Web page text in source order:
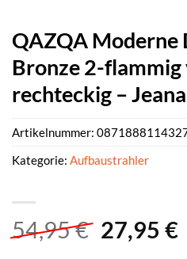
QAZQA Moderne
Bronze 2-
rechteckig – Jeana
54,95€ 27,95 €
Artikelnummer:
Kategorie: Aufbaustrahler